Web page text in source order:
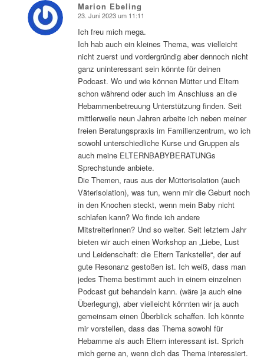
Marion Ebeling
sagte:
23. Juni 2023 um 11:11
Ich freu mich mega.
Ich hab auch ein kleines Thema, was vielleicht
nicht zuerst und vordergründig aber dennoch nicht
ganz uninteressant sein könnte für deinen
Podcast. Wo und wie können Mütter und Eltern
schon während oder auch im Anschluss an die
Hebammenbetreuung Unterstützung finden. Seit
mittlerweile neun Jahren arbeite ich neben meiner
freien Beratungspraxis im Familienzentrum, wo ich
sowohl unterschiedliche Kurse und Gruppen als
auch meine ELTERNBABYBERATUNGs
Sprechstunde anbiete.
Die Themen, raus aus der Mütterisolation (auch
Väterisolation), was tun, wenn mir die Geburt noch
in den Knochen steckt, wenn mein Baby nicht
schlafen kann? Wo finde ich andere
MitstreiterInnen? Und so weiter. Seit letztem Jahr
bieten wir auch einen Workshop an „Liebe, Lust
und Leidenschaft: die Eltern Tankstelle“, der auf
gute Resonanz gestoßen ist. Ich weiß, dass man
jedes Thema bestimmt auch in einem einzelnen
Podcast gut behandeln kann. (wäre ja auch eine
Überlegung), aber vielleicht könnten wir ja auch
gemeinsam einen Überblick schaffen. Ich könnte
mir vorstellen, dass das Thema sowohl für
Hebamme als auch Eltern interessant ist. Sprich
mich gerne an, wenn dich das Thema interessiert.